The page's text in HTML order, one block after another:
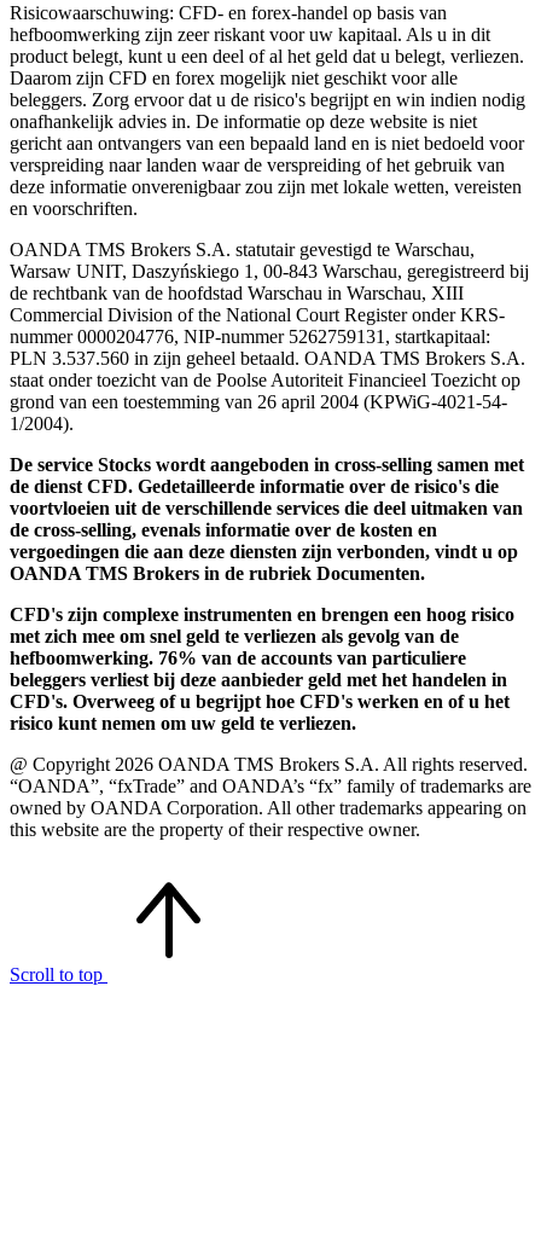
Risicowaarschuwing: CFD- en forex-handel op basis van
hefboomwerking zijn zeer riskant voor uw kapitaal. Als u in dit
product belegt, kunt u een deel of al het geld dat u belegt, verliezen.
Daarom zijn CFD en forex mogelijk niet geschikt voor alle
beleggers. Zorg ervoor dat u de risico's begrijpt en win indien nodig
onafhankelijk advies in. De informatie op deze website is niet
gericht aan ontvangers van een bepaald land en is niet bedoeld voor
verspreiding naar landen waar de verspreiding of het gebruik van
deze informatie onverenigbaar zou zijn met lokale wetten, vereisten
en voorschriften.
OANDA TMS Brokers S.A. statutair gevestigd te Warschau,
Warsaw UNIT, Daszyńskiego 1, 00-843 Warschau, geregistreerd bij
de rechtbank van de hoofdstad Warschau in Warschau, XIII
Commercial Division of the National Court Register onder KRS-
nummer 0000204776, NIP-nummer 5262759131, startkapitaal:
PLN 3.537.560 in zijn geheel betaald. OANDA TMS Brokers S.A.
staat onder toezicht van de Poolse Autoriteit Financieel Toezicht op
grond van een toestemming van 26 april 2004 (KPWiG-4021-54-
1/2004).
De service Stocks wordt aangeboden in cross-selling samen met
de dienst CFD. Gedetailleerde informatie over de risico's die
voortvloeien uit de verschillende services die deel uitmaken van
de cross-selling, evenals informatie over de kosten en
vergoedingen die aan deze diensten zijn verbonden, vindt u op
OANDA TMS Brokers in de rubriek Documenten.
CFD's zijn complexe instrumenten en brengen een hoog risico
met zich mee om snel geld te verliezen als gevolg van de
hefboomwerking. 76% van de accounts van particuliere
beleggers verliest bij deze aanbieder geld met het handelen in
CFD's. Overweeg of u begrijpt hoe CFD's werken en of u het
risico kunt nemen om uw geld te verliezen.
@ Copyright 2026 OANDA TMS Brokers S.A. All rights reserved.
“OANDA”, “fxTrade” and OANDA’s “fx” family of trademarks are
owned by OANDA Corporation. All other trademarks appearing on
this website are the property of their respective owner.
Scroll to top